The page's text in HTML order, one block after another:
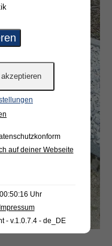
auf deiner Webseite
Uhr
Impressum
- v.1.0.7.4 - de_DE